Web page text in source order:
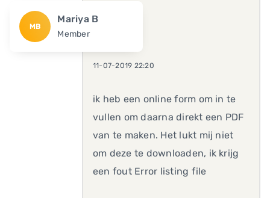
MB
Mariya B
Member
11-07-2019 22:20
ik heb een online form om in te
vullen om daarna direkt een PDF
van te maken. Het lukt mij niet
om deze te downloaden, ik krijg
een fout Error listing file